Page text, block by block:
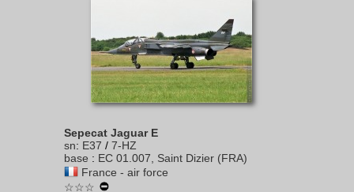
Sepecat Jaguar E
sn: E37 / 7-HZ
base : EC 01.007, Saint Dizier (FRA)
France - air force
☆☆☆